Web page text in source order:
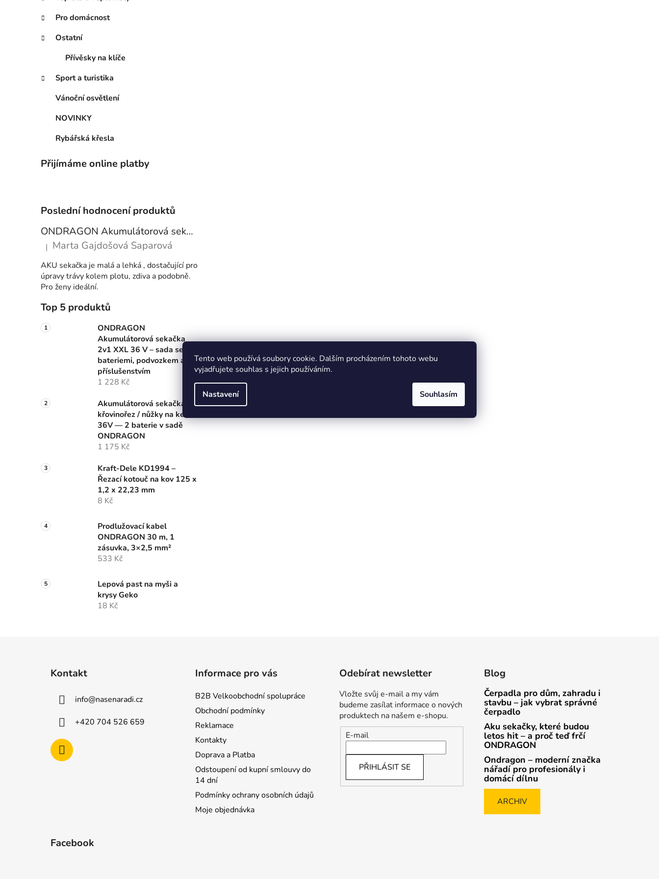
Tento web používá soubory cookie. Dalším procházením tohoto webu
vyjadřujete souhlas s jejich používáním.
Nastavení Souhlasím
í
a
l
Pro domácnost
Ostatní
Přívěsky na klíče
Sport a turistika
Vánoční osvětlení
NOVINKY
Rybářská křesla
Přijímáme online platby
Poslední hodnocení produktů
ONDRAGON Akumulátorová sekačka 2v1 XXL 36 V – sada se 2 bateriemi, podvozkem a příslušenstvím
Hodnocení produktu je 5 z 5 hvězdiček.
| Marta Gajdošová Saparová
AKU sekačka je malá a lehká , dostačující pro
úpravy trávy kolem plotu, zdiva a podobně.
Pro ženy ideální.
Top 5 produktů
ONDRAGON
Akumulátorová sekačka
2v1 XXL 36 V – sada se 2
bateriemi, podvozkem a
příslušenstvím
1 228 Kč
Akumulátorová sekačka /
křovinořez / nůžky na keře
36V — 2 baterie v sadě
ONDRAGON
1 175 Kč
Kraft-Dele KD1994 –
Řezací kotouč na kov 125 x
1,2 x 22,23 mm
8 Kč
Prodlužovací kabel
ONDRAGON 30 m, 1
zásuvka, 3×2,5 mm²
533 Kč
Lepová past na myši a
krysy Geko
18 Kč
Kontakt
info@nasenaradi.cz
+420 704 526 659
Informace pro vás
B2B Velkoobchodní spolupráce
Obchodní podmínky
Reklamace
Kontakty
Doprava a Platba
Odstoupení od kupní smlouvy do
14 dní
Podmínky ochrany osobních údajů
Moje objednávka
Odebírat newsletter
Vložte svůj e-mail a my vám
budeme zasílat informace o nových
produktech na našem e-shopu.
E-mail
PŘIHLÁSIT SE
Blog
Čerpadla pro dům, zahradu i
stavbu – jak vybrat správné
čerpadlo
Aku sekačky, které budou
letos hit – a proč teď frčí
ONDRAGON
Ondragon – moderní značka
nářadí pro profesionály i
domácí dílnu
ARCHIV
Facebook